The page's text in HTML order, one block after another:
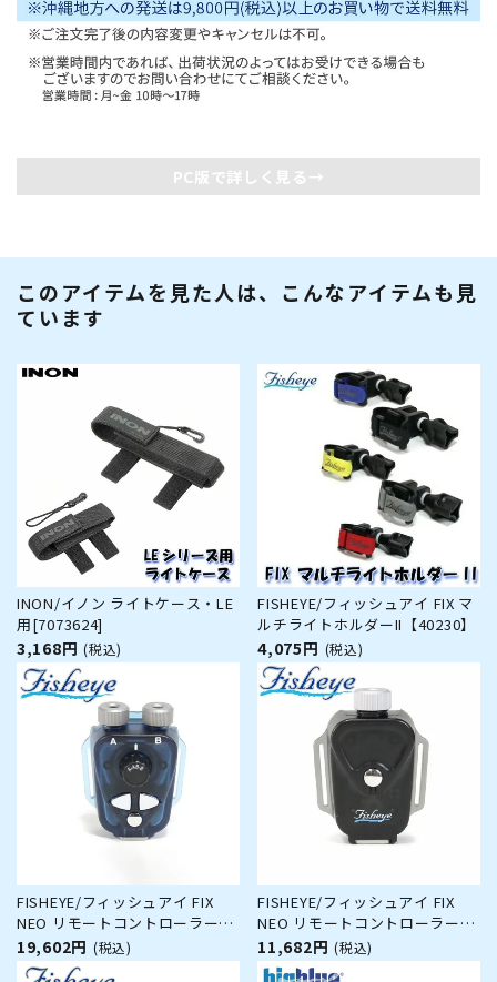
PC版で詳しく見る→
このアイテムを見た人は、こんなアイテムも見
ています
INON/イノン ライトケース・LE
用[7073624]
3,168円 (税込)
FISHEYE/フィッシュアイ FIX マ
ルチライトホルダーII【40230】
4,075円 (税込)
FISHEYE/フィッシュアイ FIX
NEO リモートコントローラー
FRI【30329】
19,602円 (税込)
FISHEYE/フィッシュアイ FIX
NEO リモートコントローラー
FRIE【30394】
11,682円 (税込)